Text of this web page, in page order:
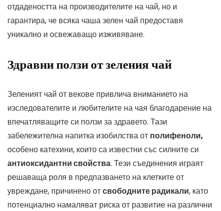
отдадеността на производителите на чай, но и
гарантира, че всяка чаша зелен чай предоставя
уникално и освежаващо изживяване.
Здравни ползи от зеления чай
Зеленият чай от векове привлича вниманието на
изследователите и любителите на чая благодарение на
впечатляващите си ползи за здравето. Тази
забележителна напитка изобилства от полифеноли,
особено катехини, които са известни със силните си
антиоксидантни свойства. Тези съединения играят
решаваща роля в предпазването на клетките от
увреждане, причинено отсвободните радикали, като
потенциално намаляват риска от развитие на различни